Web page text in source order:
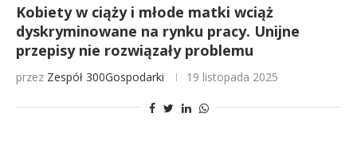
Kobiety w ciąży i młode matki wciąż
dyskryminowane na rynku pracy. Unijne
przepisy nie rozwiązały problemu
przez Zespół 300Gospodarki 19 listopada 2025